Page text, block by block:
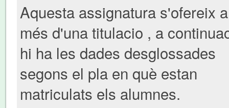
Aquesta assignatura s'ofereix a
més d'una titulacio , a
hi ha les dades desglossades
segons el pla en què estan
matriculats els alumnes.